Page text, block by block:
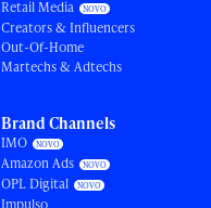
Retail Media
Creators & Influencers
Out-Of-Home
Martechs & Adtechs
Brand Channels
IMO
Amazon Ads
OPL Digital